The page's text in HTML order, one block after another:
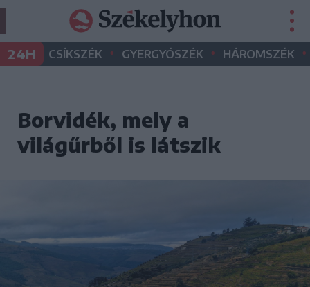
24H CSÍKSZÉK • GYERGYÓSZÉK • HÁROMSZÉK •
Borvidék, mely a
világűrből is látszik